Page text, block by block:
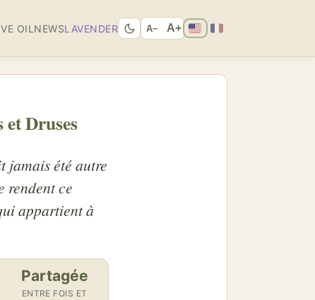
OIL NEWSLAVENDER A− A+
Druses
jamais été autre
rendent ce
appartient à
Partagée
ENTRE FOIS ET